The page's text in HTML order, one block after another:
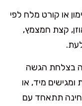
או קורט מלח לפי
קצת חמצמץ,
בצלחת הגשה
מיד, או
כדי שהטחינה תתאחד עם